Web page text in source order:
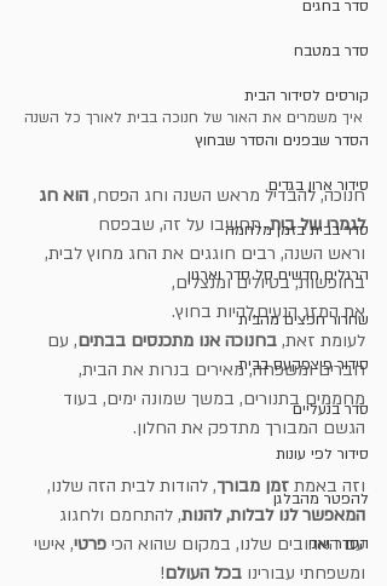
סדר בחגים
סדר במטבח
קורסים לסידור הבית
הסדר שבפנים והסדר שבחוץ
סידור ארון בגדים
סדר בבית בזמן מלחמה
הרגלים חדשים סל סדר וארגון
שחרור חפצים מהבית
סידור פיצפקעס בבית
סדר בנעליים
סידור לפי עונות
להפטר מהבלגן
הסדר ואני
איך משמרים את האור של חנוכה בבית לאורך כל השנה
חנוכה, להבדיל מראש השנה וחג הפסח, הוא חג
לגמרי של בית. תחשבו על זה, שבפסח
וראש השנה, רבים חוגגים את החג מחוץ לבית,
בחופשות, בטיולים ומנצלים,
את המזג הנעים,להיות בחוץ.
לעומת זאת, בחנוכה אנו מתכנסים בבתים, עם
חברים ומשפחה, מאירים בנרות את הבית,
מחממים בתנורים, במשך שמונה ימים, בעוד
הגשם המבורך מתדפק את החלון.
וזה באמת זמן מבורך, להודות לבית הזה שלנו,
המאפשר לנו לבלות, להנות, להתחמם ולחגוג
עם האהובים שלנו, במקום שהוא הכי פרטי, אישי
ומשפחתי עבורינו בכל העולם!